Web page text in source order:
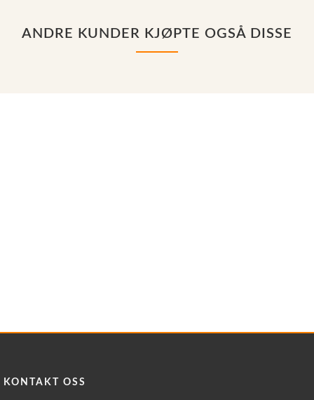
ANDRE KUNDER KJØPTE OGSÅ DISSE
KONTAKT OSS